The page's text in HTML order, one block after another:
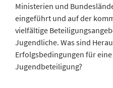
Ministerien und
eingeführt und auf der
vielfältige
Jugendliche. Was sind
Erfolgsbedingungen für
Jugendbeteiligung?